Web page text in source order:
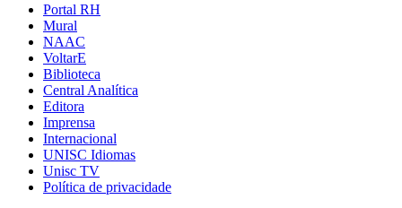
Portal RH
Mural
NAAC
VoltarE
Biblioteca
Central Analítica
Editora
Imprensa
Internacional
UNISC Idiomas
Unisc TV
Política de privacidade